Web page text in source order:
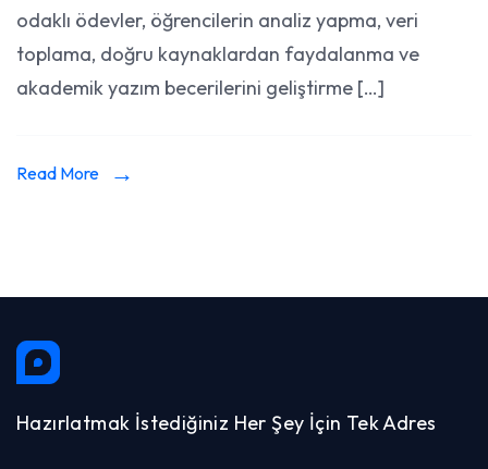
Yöntemleri
odaklı ödevler, öğrencilerin analiz yapma, veri
toplama, doğru kaynaklardan faydalanma ve
akademik yazım becerilerini geliştirme […]
Read More
Hazırlatmak İstediğiniz Her Şey İçin Tek Adres